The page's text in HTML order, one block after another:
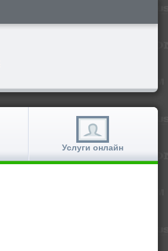
Услуги онлайн